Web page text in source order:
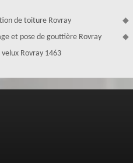
professionnel ou particulier dans la
couverture MD Couverture Zingueur.
les matériaux pour la réalisation de
de toiture Rovray
et pose de gouttière Rovray
velux Rovray 1463